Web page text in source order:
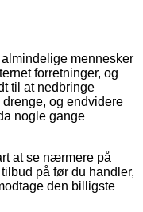
mennesker
forretninger, og
til at nedbringe
og endvidere
nogle gange
at se nærmere på
på før du handler,
den billigste